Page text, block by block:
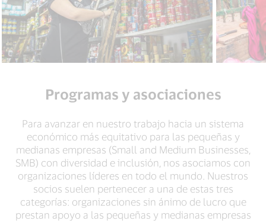
Programas y asociaciones
Para avanzar en nuestro trabajo hacia un sistema
económico más equitativo para las pequeñas y
medianas empresas (Small and Medium Businesses,
SMB) con diversidad e inclusión, nos asociamos con
organizaciones líderes en todo el mundo. Nuestros
socios suelen pertenecer a una de estas tres
categorías: organizaciones sin ánimo de lucro que
prestan apoyo a las pequeñas y medianas empresas